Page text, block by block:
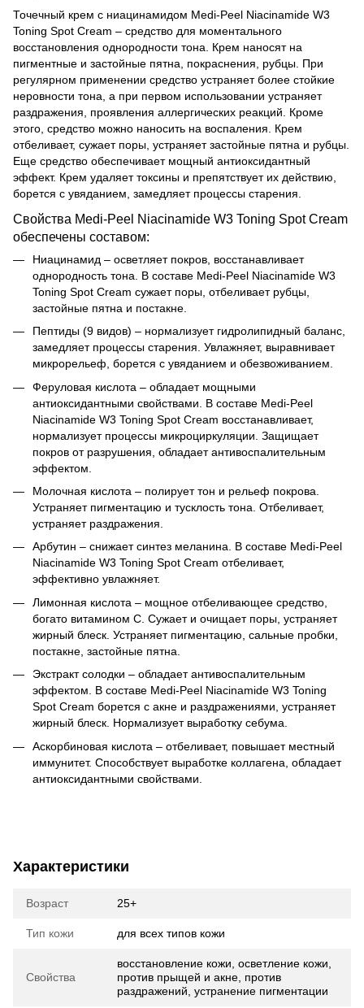
Точечный крем с ниацинамидом Medi-Peel Niacinamide W3
Toning Spot Cream – средство для моментального
восстановления однородности тона. Крем наносят на
пигментные и застойные пятна, покраснения, рубцы. При
регулярном применении средство устраняет более стойкие
неровности тона, а при первом использовании устраняет
раздражения, проявления аллергических реакций. Кроме
этого, средство можно наносить на воспаления. Крем
отбеливает, сужает поры, устраняет застойные пятна и рубцы.
Еще средство обеспечивает мощный антиоксидантный
эффект. Крем удаляет токсины и препятствует их действию,
борется с увяданием, замедляет процессы старения.
Свойства Medi-Peel Niacinamide W3 Toning Spot Cream
обеспечены составом:
Ниацинамид – осветляет покров, восстанавливает
однородность тона. В составе Medi-Peel Niacinamide W3
Toning Spot Cream сужает поры, отбеливает рубцы,
застойные пятна и постакне.
Пептиды (9 видов) – нормализует гидролипидный баланс,
замедляет процессы старения. Увлажняет, выравнивает
микрорельеф, борется с увяданием и обезвоживанием.
Феруловая кислота – обладает мощными
антиоксидантными свойствами. В составе Medi-Peel
Niacinamide W3 Toning Spot Cream восстанавливает,
нормализует процессы микроциркуляции. Защищает
покров от разрушения, обладает антивоспалительным
эффектом.
Молочная кислота – полирует тон и рельеф покрова.
Устраняет пигментацию и тусклость тона. Отбеливает,
устраняет раздражения.
Арбутин – снижает синтез меланина. В составе Medi-Peel
Niacinamide W3 Toning Spot Cream отбеливает,
эффективно увлажняет.
Лимонная кислота – мощное отбеливающее средство,
богато витамином С. Сужает и очищает поры, устраняет
жирный блеск. Устраняет пигментацию, сальные пробки,
постакне, застойные пятна.
Экстракт солодки – обладает антивоспалительным
эффектом. В составе Medi-Peel Niacinamide W3 Toning
Spot Cream борется с акне и раздражениями, устраняет
жирный блеск. Нормализует выработку себума.
Аскорбиновая кислота – отбеливает, повышает местный
иммунитет. Способствует выработке коллагена, обладает
антиоксидантными свойствами.
Характеристики
Возраст 25+
Тип кожи для всех типов кожи
Свойства
восстановление кожи, осветление кожи,
против прыщей и акне, против
раздражений, устранение пигментации